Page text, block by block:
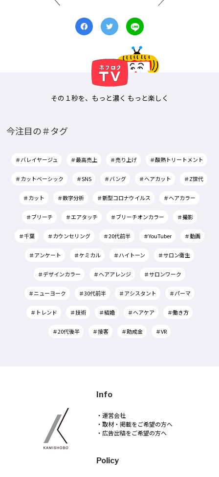
その１秒を、もっと濃く もっと楽しく
今注目の＃タグ
＃バレイヤージュ ＃最高売上 ＃売り上げ ＃酸熱トリートメント
＃カットベーシック ＃SNS ＃バング ＃ヘアカット ＃Z世代
＃カット ＃数字分析 ＃新型コロナウイルス ＃ヘアカラー
＃ブリーチ ＃エアタッチ ＃ブリーチオンカラー ＃撮影
＃千葉 ＃カウンセリング ＃20代前半 ＃YouTuber ＃動画
＃アンケート ＃ケミカル ＃ハイトーン ＃サロン衛生
＃デザインカラー ＃ヘアアレンジ ＃サロンワーク
＃ニューヨーク ＃30代前半 ＃アシスタント ＃パーマ
＃トレンド ＃技術 ＃結婚 ＃ヘアケア ＃働き方
＃20代後半 ＃接客 ＃助成金 ＃VR
Info
・運営会社
・取材・掲載をご希望の方へ
・広告出稿をご希望の方へ
Policy